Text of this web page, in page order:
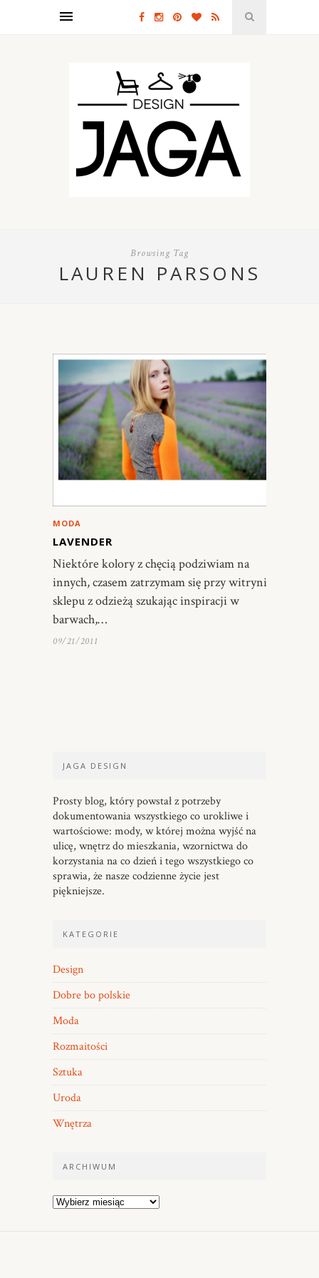
Browsing Tag
LAUREN PARSONS
MODA
LAVENDER
Niektóre kolory z chęcią podziwiam na
innych, czasem zatrzymam się przy witrynie
sklepu z odzieżą szukając inspiracji w
barwach,…
09/21/2011
JAGA DESIGN
Prosty blog, który powstał z potrzeby
dokumentowania wszystkiego co urokliwe i
wartościowe: mody, w której można wyjść na
ulicę, wnętrz do mieszkania, wzornictwa do
korzystania na co dzień i tego wszystkiego co
sprawia, że nasze codzienne życie jest
piękniejsze.
KATEGORIE
Design
Dobre bo polskie
Moda
Rozmaitości
Sztuka
Uroda
Wnętrza
ARCHIWUM
Archiwum